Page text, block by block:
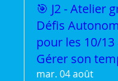
🎯 J2 - Atelier
Défis
pour les 10/13
Gérer son
mar. 04 août